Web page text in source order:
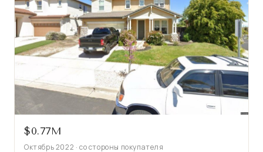
$0.77M
Октябрь 2022 · со стороны покупателя